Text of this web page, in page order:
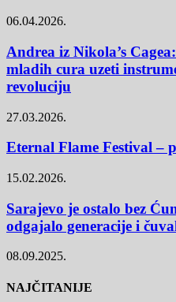
06.04.2026.
Andrea iz Nikola’s
mladih cura uzeti
revoluciju
27.03.2026.
Eternal Flame Festival –
15.02.2026.
Sarajevo je ostalo bez
odgajalo generacije i
08.09.2025.
NAJČITANIJE